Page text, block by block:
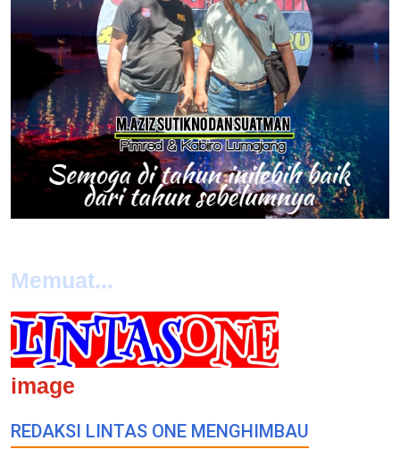
Memuat...
image
REDAKSI LINTAS ONE MENGHIMBAU